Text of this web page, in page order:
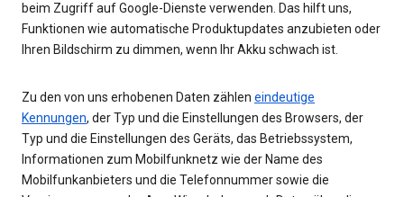
beim Zugriff auf Google-Dienste verwenden. Das hilft uns,
Funktionen wie automatische Produktupdates anzubieten oder
Ihren Bildschirm zu dimmen, wenn Ihr Akku schwach ist.
Zu den von uns erhobenen Daten zählen eindeutige
Kennungen, der Typ und die Einstellungen des Browsers, der
Typ und die Einstellungen des Geräts, das Betriebssystem,
Informationen zum Mobilfunknetz wie der Name des
Mobilfunkanbieters und die Telefonnummer sowie die